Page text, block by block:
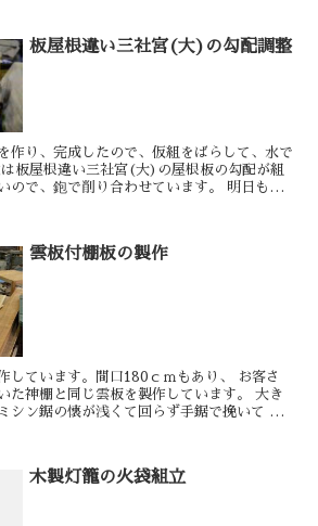
板屋根違い三社宮(大)の勾配調整
作り、完成したので、仮組をばらして、水で
板屋根違い三社宮(大)の屋根板の勾配が組
ので、鉋で削り合わせています。 明日もき
雲板付棚板の製作
しています。間口180ｃｍもあり、 お客さ
た神棚と同じ雲板を製作しています。 大き
シン鋸の懐が浅くて回らず手鋸で挽いて 形
木製灯籠の火袋組立